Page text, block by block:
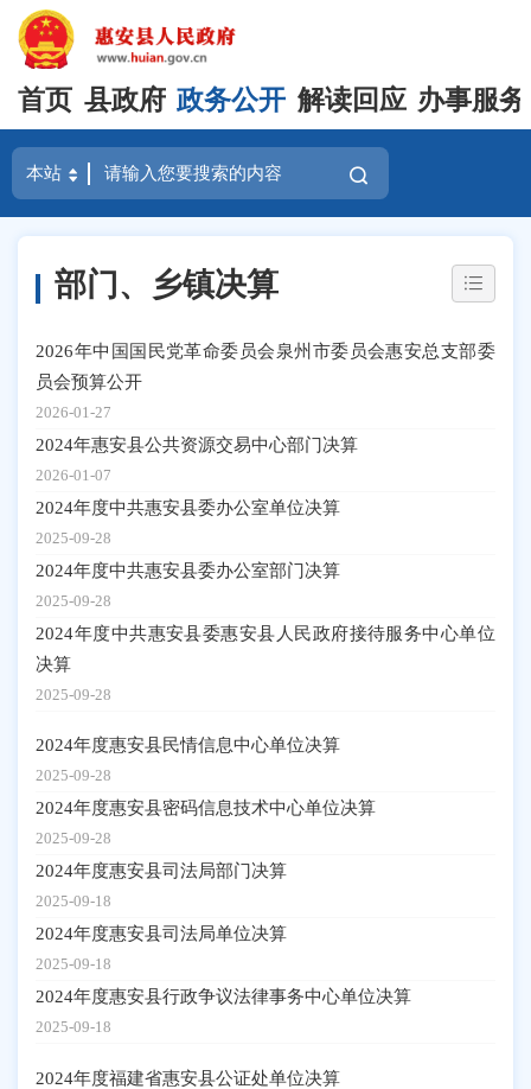
首页 县政府 政务公开 解读回应 办事服务
部门、乡镇决算
2026年中国国民党革命委员会泉州市委员会惠安总支部委
员会预算公开
2026-01-27
2024年惠安县公共资源交易中心部门决算
2026-01-07
2024年度中共惠安县委办公室单位决算
2025-09-28
2024年度中共惠安县委办公室部门决算
2025-09-28
2024年度中共惠安县委惠安县人民政府接待服务中心单位
决算
2025-09-28
2024年度惠安县民情信息中心单位决算
2025-09-28
2024年度惠安县密码信息技术中心单位决算
2025-09-28
2024年度惠安县司法局部门决算
2025-09-18
2024年度惠安县司法局单位决算
2025-09-18
2024年度惠安县行政争议法律事务中心单位决算
2025-09-18
2024年度福建省惠安县公证处单位决算